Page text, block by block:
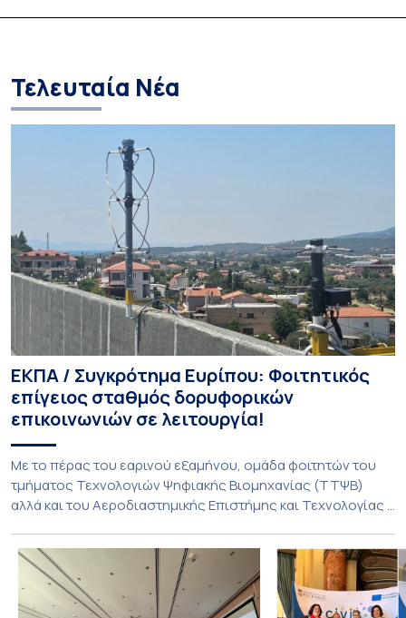
της ψηφιακής μετάβασης στην
Γυναικολογικής
Τελευταία Νέα
ΕΚΠΑ / Συγκρότημα Ευρίπου: Φοιτητικός
επίγειος σταθμός δορυφορικών
επικοινωνιών σε λειτουργία!
Με το πέρας του εαρινού εξαμήνου, ομάδα φοιτητών του
τμήματος Τεχνολογιών Ψηφιακής Βιομηχανίας (ΤΤΨΒ)
αλλά και του Αεροδιαστημικής Επιστήμης και Τεχνολογίας
δορυφορικών σημάτων. Ο σταθμός λειτουργεί πλέον στο
Συγκρότημα Ευρίπου και εντάσσεται στο παγκόσμιο δίκτυο
SatNOGS. Η ιδέα προέκυψε έπειτα από την επίσκεψη
φοιτητών του ΤΤΨΒ στο Open Source […]